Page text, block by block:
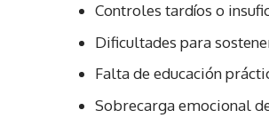
Controles tardíos o
Dificultades para
Falta de educación
Sobrecarga emocional